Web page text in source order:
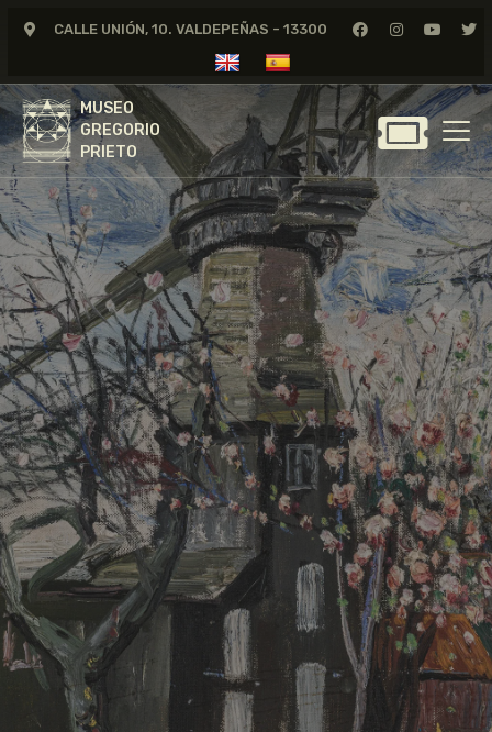
CALLE UNIÓN, 10. VALDEPEÑAS - 13300
MUSEO
GREGORIO
PRIETO
MUSEO
GREGORIO
PRIETO
GREGORIO PRIETO
MUSEO
ARCHIVO
CERTAMEN DE DIBUJO
FUNDACIÓN
TIENDA
NOTICIAS